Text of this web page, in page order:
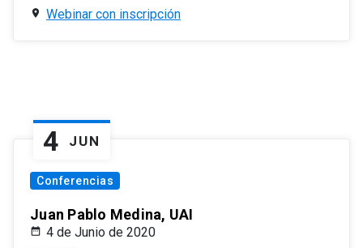
Webinar con inscripción
4 JUN
Conferencias
Juan Pablo Medina, UAI
4 de Junio de 2020